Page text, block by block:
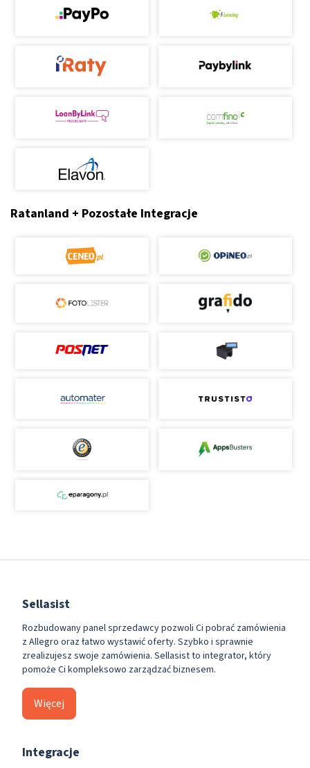
Ratanland + Pozostałe Integracje
Sellasist
Rozbudowany panel sprzedawcy pozwoli Ci pobrać zamówienia
z Allegro oraz łatwo wystawić oferty. Szybko i sprawnie
zrealizujesz swoje zamówienia. Sellasist to integrator, który
pomoże Ci kompleksowo zarządzać biznesem.
Więcej
Integracje